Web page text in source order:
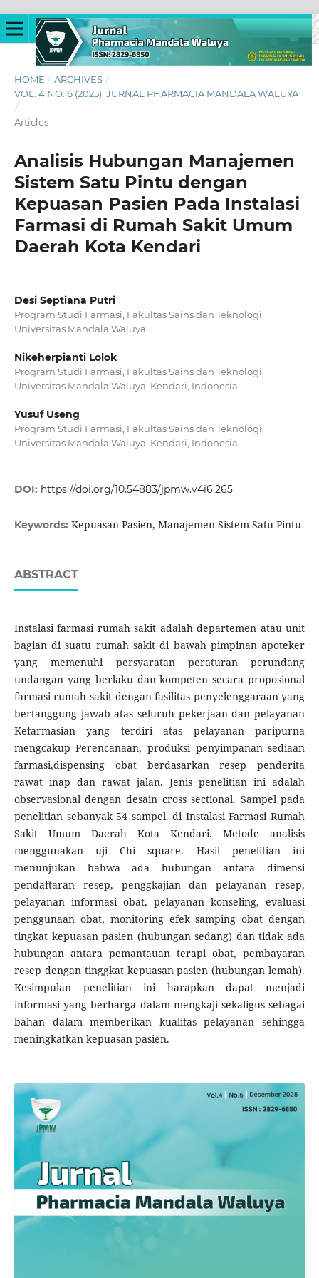
HOME / ARCHIVES /
VOL. 4 NO. 6 (2025): JURNAL PHARMACIA MANDALA WALUYA
/
Articles
Analisis Hubungan Manajemen
Sistem Satu Pintu dengan
Kepuasan Pasien Pada Instalasi
Farmasi di Rumah Sakit Umum
Daerah Kota Kendari
Desi Septiana Putri
Program Studi Farmasi, Fakultas Sains dan Teknologi,
Universitas Mandala Waluya
Nikeherpianti Lolok
Program Studi Farmasi, Fakultas Sains dan Teknologi,
Universitas Mandala Waluya, Kendari, Indonesia
Yusuf Useng
Program Studi Farmasi, Fakultas Sains dan Teknologi,
Universitas Mandala Waluya, Kendari, Indonesia
DOI: https://doi.org/10.54883/jpmw.v4i6.265
Keywords: Kepuasan Pasien, Manajemen Sistem Satu Pintu
ABSTRACT
Instalasi farmasi rumah sakit adalah departemen atau unit
bagian di suatu rumah sakit di bawah pimpinan apoteker
yang memenuhi persyaratan peraturan perundang
undangan yang berlaku dan kompeten secara proposional
farmasi rumah sakit dengan fasilitas penyelenggaraan yang
bertanggung jawab atas seluruh pekerjaan dan pelayanan
Kefarmasian yang terdiri atas pelayanan paripurna
mengcakup Perencanaan, produksi penyimpanan sediaan
farmasi,dispensing obat berdasarkan resep penderita
rawat inap dan rawat jalan. Jenis penelitian ini adalah
observasional dengan desain cross sectional. Sampel pada
penelitian sebanyak 54 sampel. di Instalasi Farmasi Rumah
Sakit Umum Daerah Kota Kendari. Metode analisis
menggunakan uji Chi square. Hasil penelitian ini
menunjukan bahwa ada hubungan antara dimensi
pendaftaran resep, penggkajian dan pelayanan resep,
pelayanan informasi obat, pelayanan konseling, evaluasi
penggunaan obat, monitoring efek samping obat dengan
tingkat kepuasan pasien (hubungan sedang) dan tidak ada
hubungan antara pemantauan terapi obat, pembayaran
resep dengan tinggkat kepuasan pasien (hubungan lemah).
Kesimpulan penelitian ini harapkan dapat menjadi
informasi yang berharga dalam mengkaji sekaligus sebagai
bahan dalam memberikan kualitas pelayanan sehingga
meningkatkan kepuasan pasien.